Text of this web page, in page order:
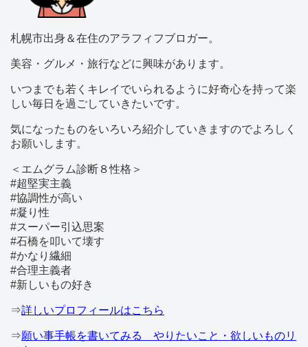
札幌市出身＆在住のアラフィフブロガー。
美容・グルメ・旅行などに興味があります。
いつまでも若くキレイでいられるように好奇心を持って楽
しい毎日を過ごしていきたいです。
気になったものをいろいろ紹介していきますのでよろしく
お願いします。
＜エムグラム診断８性格＞
#超堅実主義
#協調性が高い
#凝り性
#スーパー引込思案
#石橋を叩いて壊す
#かなり繊細
#合理主義者
#新しいもの好き
⇒詳しいプロフィールはこちら
⇒願い事手帳を書いてみる やりたいこと・欲しいものリ